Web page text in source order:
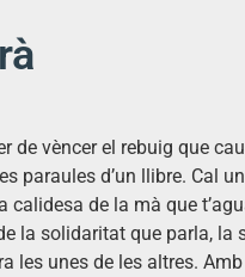
de vèncer el rebuig que
paraules d’un llibre. Cal
de la mà que
la solidaritat que parla,
les unes de les altres.